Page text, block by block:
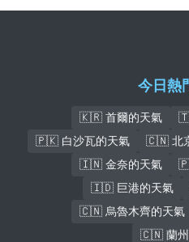
今日熱
🇰🇷 首爾的天氣
🇵🇰 白沙瓦的天氣
🇨🇳 北
🇮🇳 金奈的天氣
🇮🇩 巨港的天氣
🇨🇳 烏魯木齊的天氣
🇨🇳 蘭州